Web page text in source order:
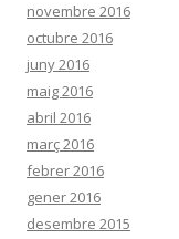
novembre 2016
octubre 2016
juny 2016
maig 2016
abril 2016
març 2016
febrer 2016
gener 2016
desembre 2015